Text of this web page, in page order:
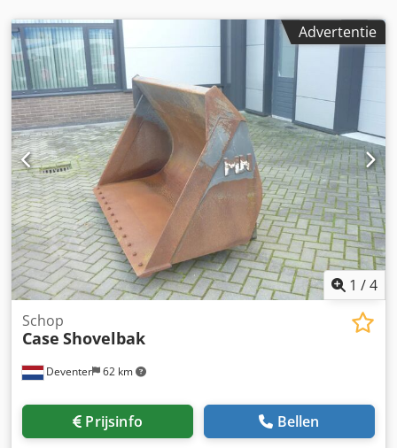
Advertentie
1 /4
Deventer 62 km
Schop
Case Shovelbak
Prijsinfo Bellen